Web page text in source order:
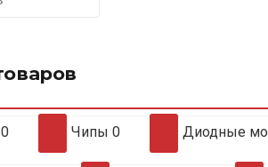
0 Чипы 0 Диодные